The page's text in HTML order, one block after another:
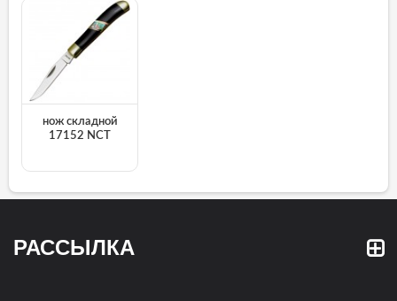
нож складной
17152 NCT
РАССЫЛКА